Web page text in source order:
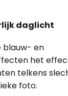
daglicht
blauw- en
het
telkens
foto.